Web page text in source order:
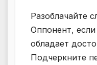
Разоблачайте
Оппонент,
обладает
Подчеркните